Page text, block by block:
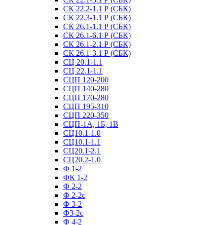
СК 22.2-1.1 Р (СБК)
СК 22.3-1.1 Р (СБК)
СК 26.1-1.1 Р (СБК)
СК 26.1-6.1 Р (СБК)
СК 26.1-2.1 Р (СБК)
СК 26.1-3.1 Р (СБК)
СЦ 20.1-1.1
СЦ 22.1-1.1
СЦП 120-200
СЦП 140-280
СЦП 170-280
СЦП 195-310
СЦП 220-350
СЦП-1А, 1Б, 1В
СЦ10.1-1.0
СЦ10.1-1.1
СЦ20.1-2.1
СЦ20.2-1.0
Ф 1-2
ФК 1-2
Ф 2-2
Ф 2-2с
Ф 3-2
Ф3-2с
Ф 4-2